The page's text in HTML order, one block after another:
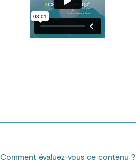
Comment évaluez-vous ce contenu ?